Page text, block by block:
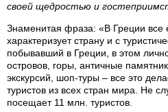
своей щедростью и
Знаменитая фраза: «В Греции все
характеризует страну и с
побывавший в Греции, в этом
островов, горы, античные
экскурсий, шоп-туры – все это
туристов из всех стран мира. Не
посещает 11 млн. туристов.